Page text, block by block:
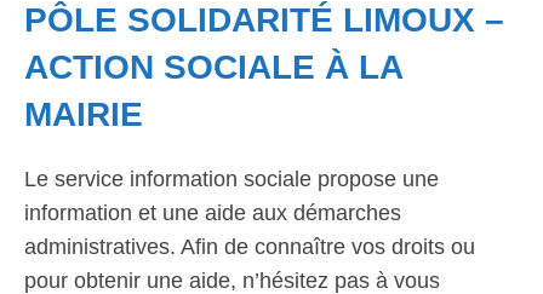
PÔLE SOLIDARITÉ LIMOUX –
ACTION SOCIALE À LA
MAIRIE
Le service information sociale propose une
information et une aide aux démarches
administratives. Afin de connaître vos droits ou
pour obtenir une aide, n’hésitez pas à vous